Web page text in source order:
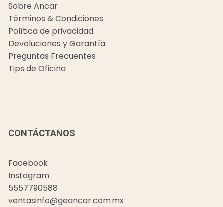
Sobre Ancar
Términos & Condiciones
Política de privacidad
Devoluciones y Garantía
Preguntas Frecuentes
Tips de Oficina
CONTÁCTANOS
Facebook
Instagram
5557790588
ventasinfo@geancar.com.mx